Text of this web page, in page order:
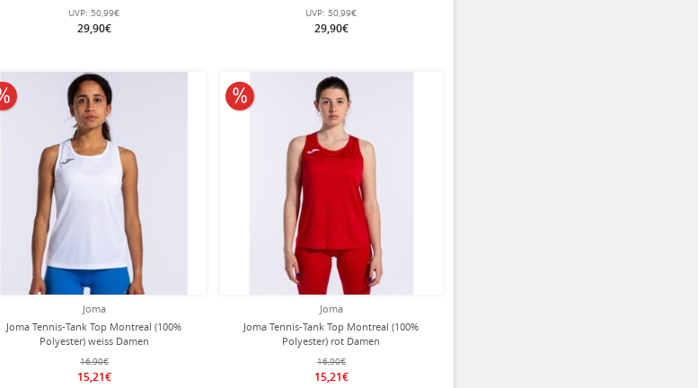
UVP: 50,99€
29,90€
UVP: 50,99€
29,90€
Joma
Joma Tennis-Tank Top Montreal (100%
Polyester) weiss Damen
16,90€
15,21€
10% reduziert
Joma
Joma Tennis-Tank Top Montreal (100%
Polyester) rot Damen
16,90€
15,21€
10% reduziert